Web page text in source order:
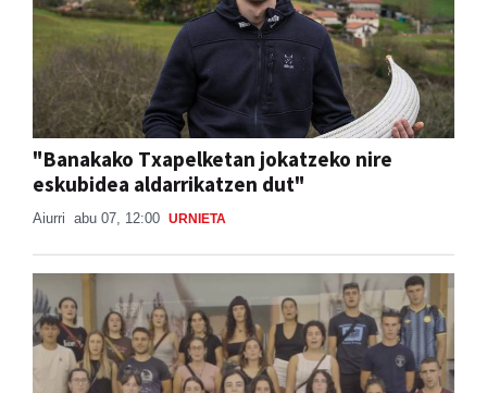
"Banakako Txapelketan jokatzeko nire
eskubidea aldarrikatzen dut"
Aiurri abu 07, 12:00 URNIETA